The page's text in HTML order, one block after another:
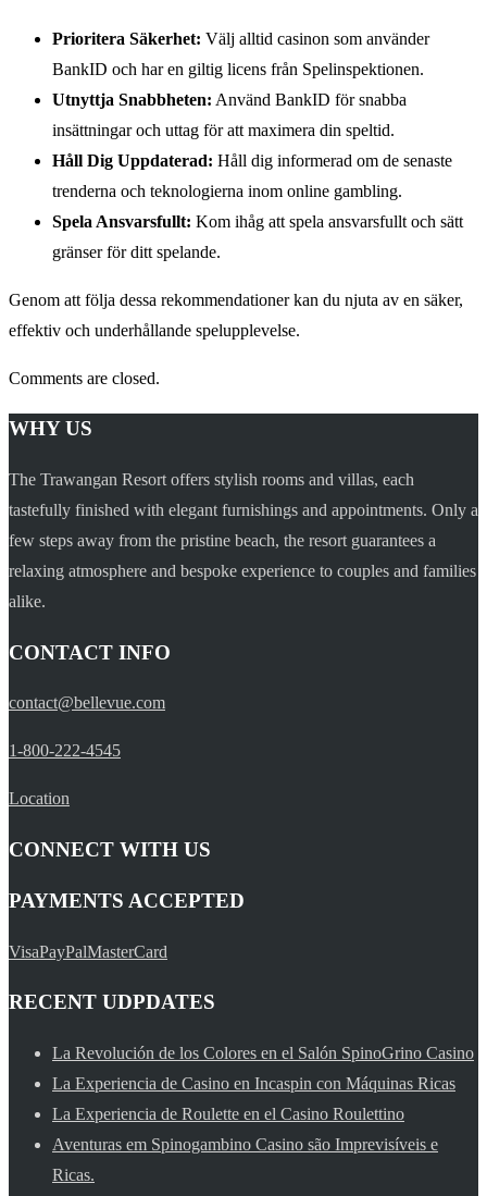
Prioritera Säkerhet: Välj alltid casinon som använder
BankID och har en giltig licens från Spelinspektionen.
Utnyttja Snabbheten: Använd BankID för snabba
insättningar och uttag för att maximera din speltid.
Håll Dig Uppdaterad: Håll dig informerad om de senaste
trenderna och teknologierna inom online gambling.
Spela Ansvarsfullt: Kom ihåg att spela ansvarsfullt och sätt
gränser för ditt spelande.
Genom att följa dessa rekommendationer kan du njuta av en säker,
effektiv och underhållande spelupplevelse.
Comments are closed.
WHY US
The Trawangan Resort offers stylish rooms and villas, each
tastefully finished with elegant furnishings and appointments. Only a
few steps away from the pristine beach, the resort guarantees a
relaxing atmosphere and bespoke experience to couples and families
alike.
CONTACT INFO
contact@bellevue.com
1-800-222-4545
Location
CONNECT WITH US
PAYMENTS ACCEPTED
VisaPayPalMasterCard
RECENT UDPDATES
La Revolución de los Colores en el Salón SpinoGrino Casino
La Experiencia de Casino en Incaspin con Máquinas Ricas
La Experiencia de Roulette en el Casino Roulettino
Aventuras em Spinogambino Casino são Imprevisíveis e
Ricas.